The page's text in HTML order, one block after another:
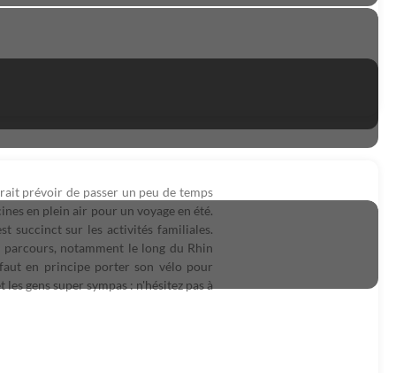
prévoir de passer un peu de temps
en plein air pour un voyage en été.
succinct sur les activités familiales.
notamment le long du Rhin
en principe porter son vélo pour
gens super sympas : n'hésitez pas à